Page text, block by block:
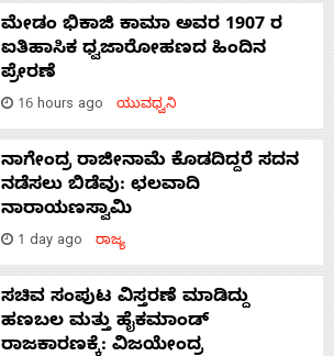
ಮೇಡಂ ಭಿಕಾಜಿ ಕಾಮಾ ಅವರ 1907 ರ
ಐತಿಹಾಸಿಕ ಧ್ವಜಾರೋಹಣದ ಹಿಂದಿನ
ಪ್ರೇರಣೆ
16 hours ago ಯುವಧ್ವನಿ
ನಾಗೇಂದ್ರ ರಾಜೀನಾಮೆ ಕೊಡದಿದ್ದರೆ ಸದನ
ನಡೆಸಲು ಬಿಡೆವು: ಛಲವಾದಿ
ನಾರಾಯಣಸ್ವಾಮಿ
1 day ago ರಾಜ್ಯ
ಸಚಿವ ಸಂಪುಟ ವಿಸ್ತರಣೆ ಮಾಡಿದ್ದು
ಹಣಬಲ ಮತ್ತು ಹೈಕಮಾಂಡ್
ರಾಜಕಾರಣಕ್ಕೆ: ವಿಜಯೇಂದ್ರ